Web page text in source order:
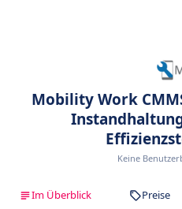
Mobility Work
Keine
Im Überblick Preise